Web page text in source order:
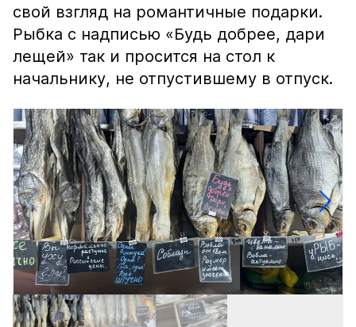
свой взгляд на романтичные подарки.
Рыбка с надписью «Будь добрее, дари
лещей» так и просится на стол к
начальнику, не отпустившему в отпуск.